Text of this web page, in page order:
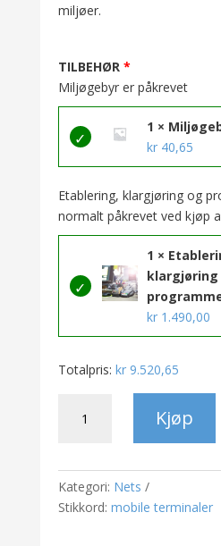
miljøer.
TILBEHØR
Miljøgebyr er påkrevet
1 ×
kr40,65
Etablering, klargjøring og
normalt påkrevet ved kjøp
1 ×
klargjøring
kr1.490,00
Totalpris: kr9.520,65
Kjøp
Kategori: Nets
Stikkord: mobile terminaler